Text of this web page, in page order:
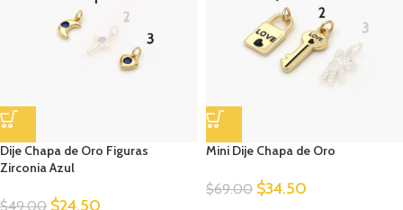
Dije Chapa de Oro Figuras
Zirconia Azul
$49.00 $24.50
Mini Dije Chapa de Oro
$69.00 $34.50